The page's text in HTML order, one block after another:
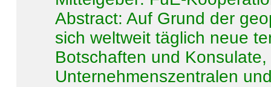
Abstract:Auf Grund der
sich weltweit täglich neue
Botschaften und
Unternehmenszentralen